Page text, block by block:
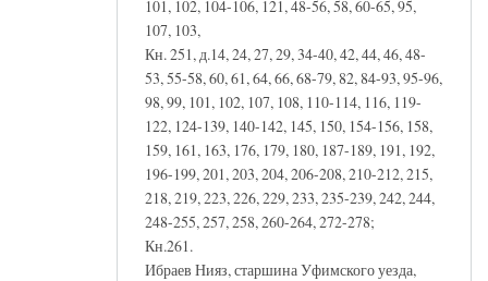
101, 102, 104-106, 121, 48-56, 58, 60-65, 95,
107, 103,
Кн. 251, д.14, 24, 27, 29, 34-40, 42, 44, 46, 48-
53, 55-58, 60, 61, 64, 66, 68-79, 82, 84-93, 95-96,
98, 99, 101, 102, 107, 108, 110-114, 116, 119-
122, 124-139, 140-142, 145, 150, 154-156, 158,
159, 161, 163, 176, 179, 180, 187-189, 191, 192,
196-199, 201, 203, 204, 206-208, 210-212, 215,
218, 219, 223, 226, 229, 233, 235-239, 242, 244,
248-255, 257, 258, 260-264, 272-278;
Кн.261.
Ибраев Нияз, старшина Уфимского уезда,